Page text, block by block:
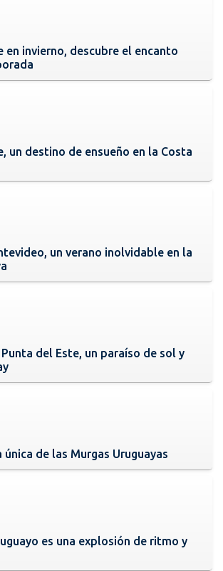
en invierno, descubre el encanto
un destino de ensueño en la Costa
un verano inolvidable en la
del Este, un paraíso de sol y
única de las Murgas Uruguayas
es una explosión de ritmo y